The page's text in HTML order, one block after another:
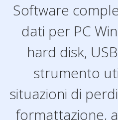
Software
dati per PC
hard disk,
strumento
situazioni di
formattazione,